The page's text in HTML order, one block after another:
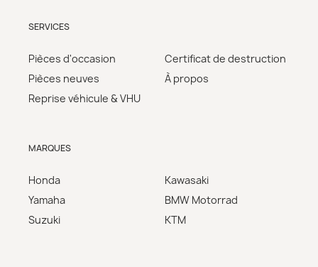
SERVICES
Pièces d'occasion
Pièces neuves
Reprise véhicule & VHU
Certificat de destruction
À propos
MARQUES
Honda
Yamaha
Suzuki
Kawasaki
BMW Motorrad
KTM